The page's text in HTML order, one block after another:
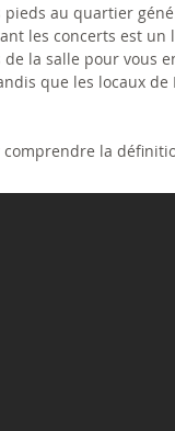
pieds au quartier
les concerts est
la salle pour
que les locaux
comprendre la